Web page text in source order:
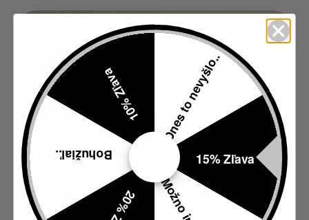
Dnes to nevyšlo..
15% Zľava
Bohužiaľ..
10% Zľava